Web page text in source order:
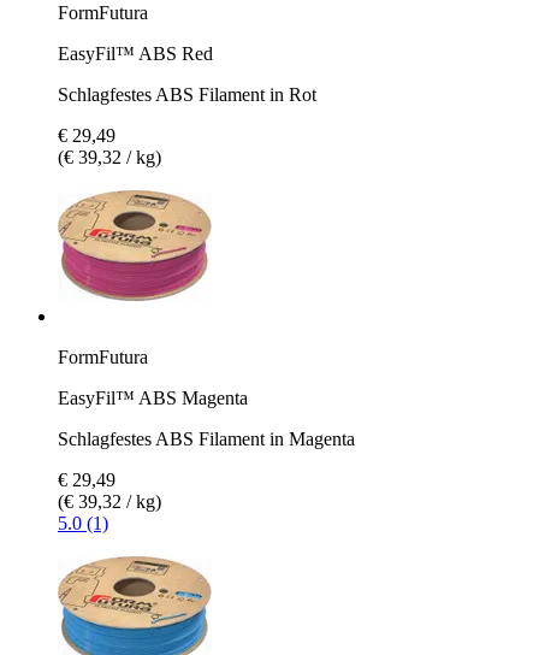
FormFutura
EasyFil™ ABS Red
Schlagfestes ABS Filament in Rot
€ 29,49
(€ 39,32 / kg)
FormFutura
EasyFil™ ABS Magenta
Schlagfestes ABS Filament in Magenta
€ 29,49
(€ 39,32 / kg)
5.0 (1)